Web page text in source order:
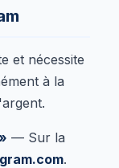
et nécessite
à la
— Sur la
.